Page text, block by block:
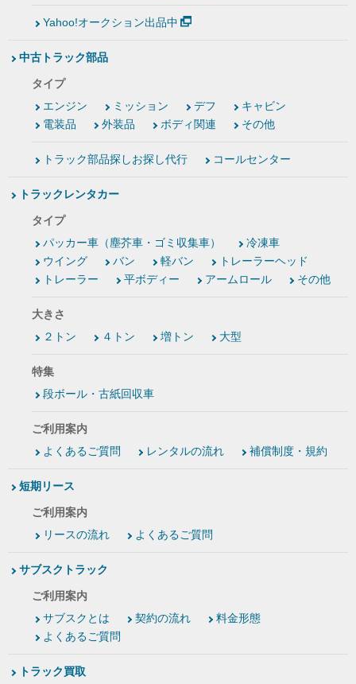
Yahoo!オークション出品中
中古トラック部品
タイプ
エンジン
ミッション デフ
キャビン
電装品
外装品 ボディ関連 その他
トラック部品探しお探し代行 コールセンター
トラックレンタカー
タイプ
パッカー車（塵芥車・ゴミ収集車）
冷凍車
ウイング
バン 軽バン
トレーラーヘッド
トレーラー
平ボディー アームロール その他
大きさ
２トン
４トン 増トン 大型
特集
段ボール・古紙回収車
ご利用案内
よくあるご質問
レンタルの流れ 補償制度・規約
短期リース
ご利用案内
リースの流れ
よくあるご質問
サブスクトラック
ご利用案内
サブスクとは
契約の流れ
料金形態
よくあるご質問
トラック買取